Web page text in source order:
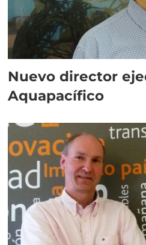
Nuevo director
Aquapacífico